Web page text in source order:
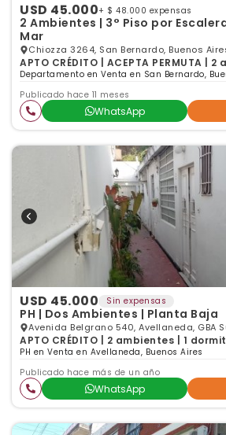
USD 45.000+ $ 48.000 expensas
2 Ambientes | 3° Piso por
Mar
Chiozza 3264, San Bernardo, Buenos
APTO CRÉDITO | ACEPTA PERMUTA |
dormitorio | 1 baño
Departamento en Venta en San Bernardo,
Publicado hace 11 meses
WhatsApp
USD 45.000 Sin expensas
PH | Dos Ambientes | Planta Baja
Avenida Belgrano 540, Avellaneda, GBA
APTO CRÉDITO | 2 ambientes | 1
PH en Venta en Avellaneda, Buenos Aires
Publicado hace más de un año
WhatsApp